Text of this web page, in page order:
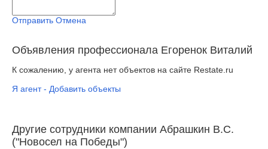
Отправить Отмена
Объявления профессионала Егоренок Виталий
К сожалению, у агента нет объектов на сайте Restate.ru
Я агент - Добавить объекты
Другие сотрудники компании Абрашкин В.С.
("Новосел на Победы")